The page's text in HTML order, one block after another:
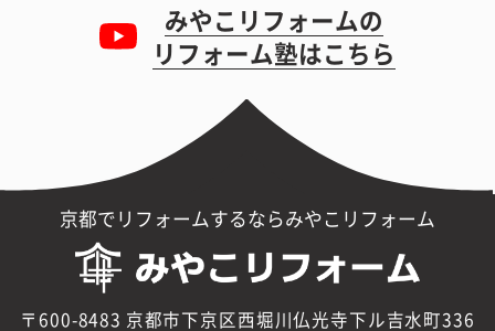
みやこリフォームの
リフォーム塾はこちら
京都でリフォームするならみやこリフォーム
〒600-8483 京都市下京区西堀川仏光寺下ル吉水町336